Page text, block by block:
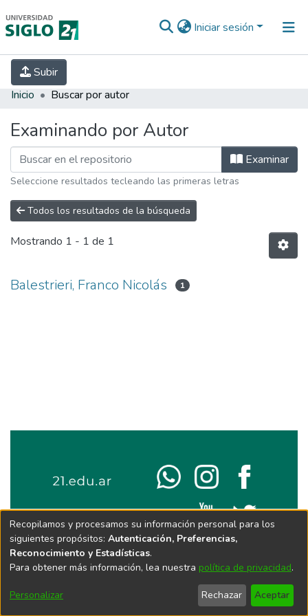
Iniciar sesión
Subir
INICIO EBOOK21
INVESTIGACIÓN
Inicio Buscar por autor
Examinando por Autor
Examinar
Seleccione resultados tecleando las primeras letras
Todos los resultados de la búsqueda
Mostrando 1 - 1 de 1
Balestrieri, Franco Nicolás 1
Recopilamos y procesamos su información personal para los
siguientes propósitos: Autenticación, Preferencias,
Reconocimiento y Estadísticas.
Para obtener más información, lea nuestra política de privacidad.
Personalizar Rechazar Aceptar